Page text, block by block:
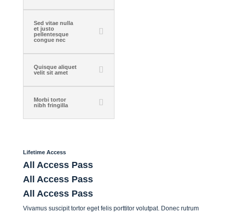
Sed vitae nulla
et justo
pellentesque
congue nec
Quisque aliquet
velit sit amet
Morbi tortor
nibh fringilla
Lifetime Access
All Access Pass
All Access Pass
All Access Pass
Vivamus suscipit tortor eget felis porttitor volutpat. Donec rutrum